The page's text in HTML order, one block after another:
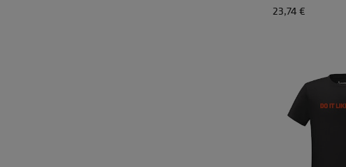
23,74 €